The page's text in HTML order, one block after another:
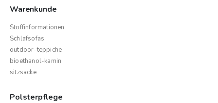
Warenkunde
Stoffinformationen
Schlafsofas
outdoor-teppiche
bioethanol-kamin
sitzsacke
Polsterpflege